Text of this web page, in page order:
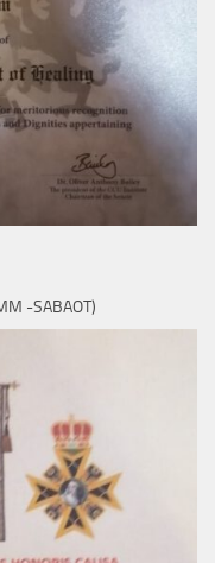
-SABAOT)